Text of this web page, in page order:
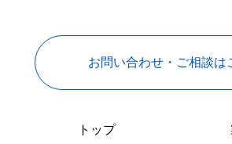
お問い合わせ・ご相談は
トップ